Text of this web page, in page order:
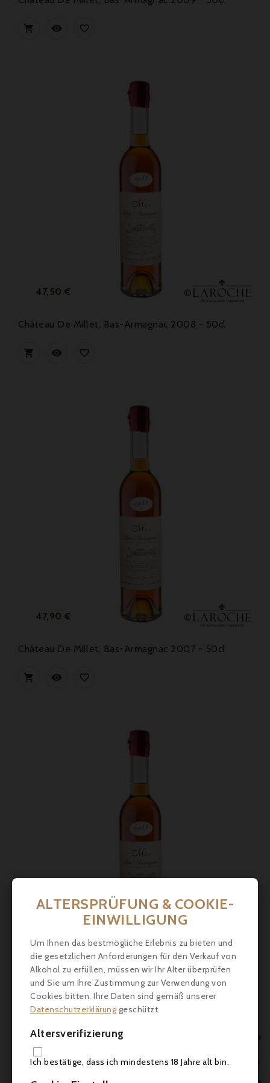
  
Preis
47,50 €
Château De Millet, Bas-Armagnac 2008 - 50cl
  
Preis
47,90 €
Château De Millet, Bas-Armagnac 2007 - 50cl
  
Preis
48,00 €
Château De Millet, Bas-Armagnac 2006 - 50cl
  
ALTERSPRÜFUNG & COOKIE-
EINWILLIGUNG
Um Ihnen das bestmögliche Erlebnis zu bieten und
die gesetzlichen Anforderungen für den Verkauf von
Alkohol zu erfüllen, müssen wir Ihr Alter überprüfen
und Sie um Ihre Zustimmung zur Verwendung von
Cookies bitten. Ihre Daten sind gemäß unserer
Datenschutzerklärung geschützt.
Altersverifizierung
Ich bestätige, dass ich mindestens 18 Jahre alt bin.